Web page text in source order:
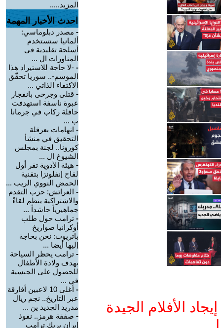
الأفلام الجيدة
المزيد.....
احدث الأخبار المهمة
- مصدر دبلوماسي:
ألمانيا ستستخدم
أسلحة تقليدية في
المناورات ال ...
- -لا حاجة للاستيراد هذا
الموسم-.. سوريا تحقّق
الاكتفاء الذاتي ...
- قتلى وجرحى بانفجار
عبوة ناسفة استهدفت
حافلة ركاب في جرمانا
ب ...
- اتهامات بعرقلة
التحقيق في منشأ
كورونا.. لجنة بمجلس
الشيوخ ال ...
- هيئة الأدوية تقر أول
لقاح إنفلونزا بتقنية
الحمض النووي الريب ...
- العرائش: حزب التقدم
والاشتراكية ينظم لقاءً
جماهيرياً حاشداً ...
- ترامب حول طلب
أوكرانيا صواريخ
باتريوت: نحن بحاجة
إليها أيضا ...
- ترامب يحظر السياحة
بهدف ولادة الأطفال
للحصول على الجنسية
في ...
-
أغلى 10 لاعبين أفارقة
عبر التاريخ.. نجم ريال
مدريد الجديد ين ...
- صفقة هرمز.. نفوذ
إيران يربك ترامب